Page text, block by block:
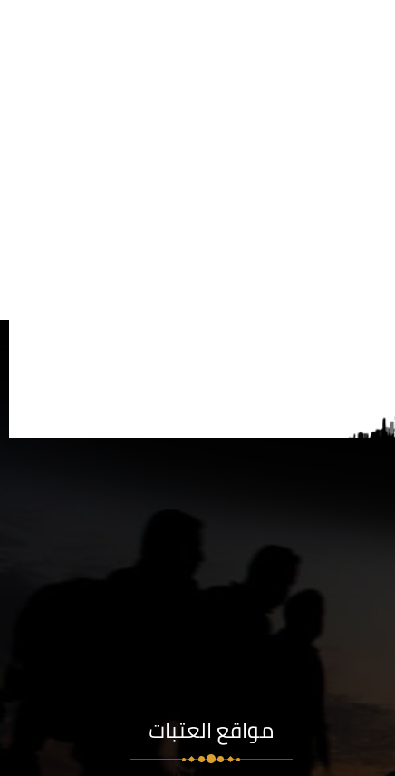
مواقع العتبات